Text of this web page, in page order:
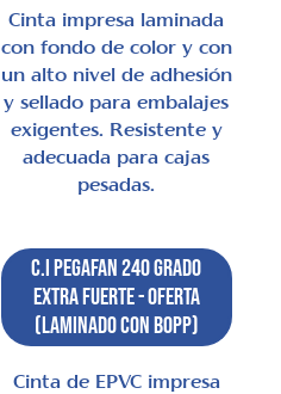
Cinta impresa laminada
con fondo de color y con
un alto nivel de adhesión
y sellado para embalajes
exigentes. Resistente y
adecuada para cajas
pesadas.
C.I Pegafan 240 Grado
Extra Fuerte - Oferta
(laminado con BOPP)
Cinta de EPVC impresa